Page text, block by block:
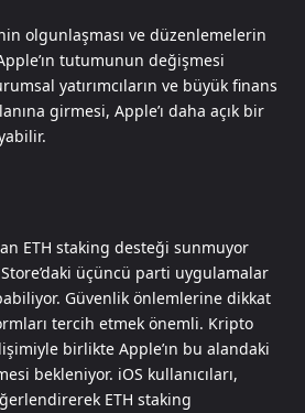
olgunlaşması ve düzenlemelerin
tutumunun değişmesi
yatırımcıların ve büyük finans
girmesi, Apple’ı daha açık bir
ETH staking desteği sunmuyor
üçüncü parti uygulamalar
Güvenlik önlemlerine dikkat
tercih etmek önemli. Kripto
birlikte Apple’ın bu alandaki
bekleniyor. iOS kullanıcıları,
ETH staking